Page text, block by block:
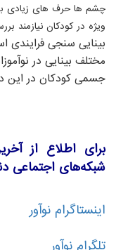
چشم ها حرف های زیادی
ویژه در کودکان نیازمند
بینایی سنجی فرایندی
مختلف بینایی در
جسمی کودکان در این
برای اطلاع از
شبکه‌های اجتماعی
اینستاگرام نوآور
تلگرام نوآور